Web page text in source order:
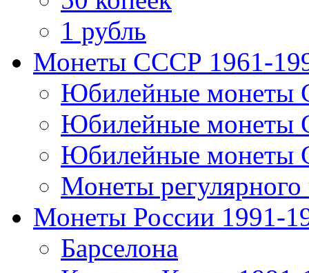
1 рубль
Монеты СССР 1961-
Юбилейные монеты
Юбилейные
Юбилейные
Монеты
Монеты России 1991-
Барселона